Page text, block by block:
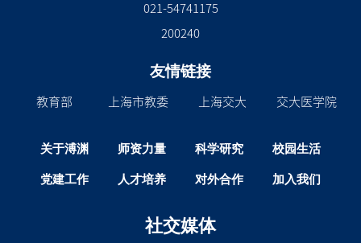
021-54741175
200240
友情链接
教育部 上海市教委 上海交大 交大医学院
关于溥渊 师资力量 科学研究 校园生活
党建工作 人才培养 对外合作 加入我们
社交媒体